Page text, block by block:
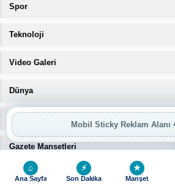
Spor
Teknoloji
Video Galeri
Dünya
Burçlar
Gazete Manşetleri
Sitene Ekle
Mobil Sticky Reklam Alanı
⌂
Ana Sayfa
⚡
Son Dakika
★
Manşet